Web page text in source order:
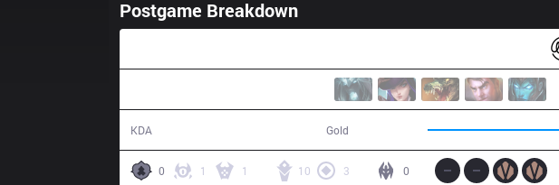
Postgame Breakdown
KDA Gold
0 1 1 10 3 0